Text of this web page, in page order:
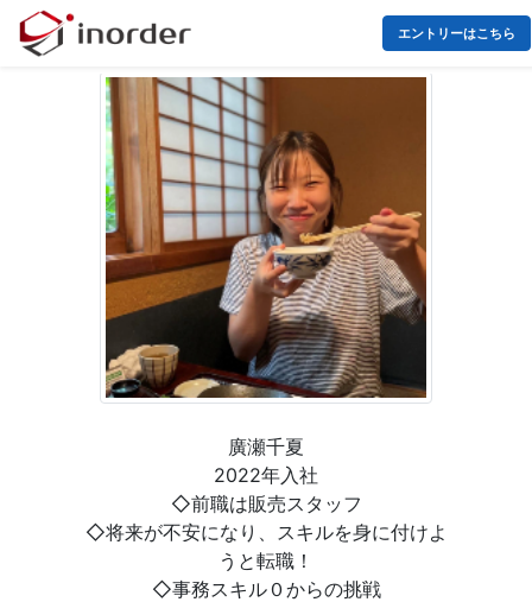
エントリーはこちら
廣瀬千夏
2022年入社
◇前職は販売スタッフ
◇将来が不安になり、スキルを身に付けよ
うと転職！
◇事務スキル０からの挑戦